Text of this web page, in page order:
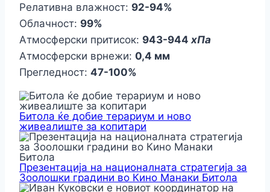
Релативна влажност: 92-94%
Облачност: 99%
Атмосферски притисок: 943-944 хПа
Атмосферски врнежи: 0,4 мм
Прегледност: 47-100%
Битола ќе добие терариум и ново
живеалиште за копитари
Презентација на националната стратегија за
Зоолошки градини во Кино Манаки Битола